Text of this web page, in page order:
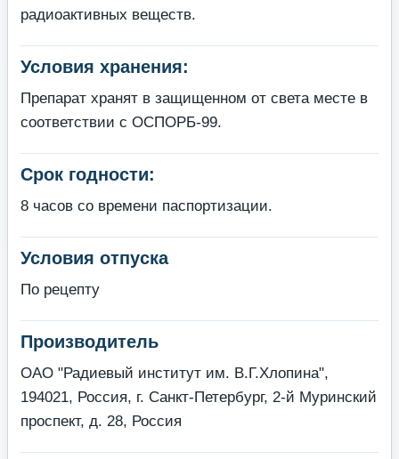
радиоактивных веществ.
Условия хранения:
Препарат хранят в защищенном от света месте в
соответствии с ОСПОРБ-99.
Срок годности:
8 часов со времени паспортизации.
Условия отпуска
По рецепту
Производитель
ОАО "Радиевый институт им. В.Г.Хлопина",
194021, Россия, г. Санкт-Петербург, 2-й Муринский
проспект, д. 28, Россия